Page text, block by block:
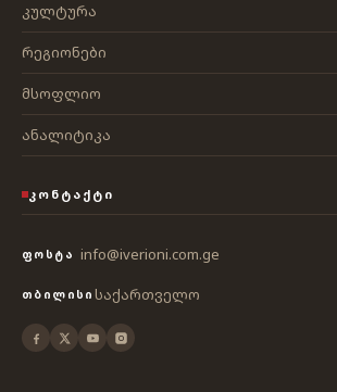
კულტურა
რეგიონები
მსოფლიო
ანალიტიკა
ᲙᲝᲜᲢᲐᲥᲢᲘ
ᲤᲝᲡᲢᲐ info@iverioni.com.ge
ᲗᲑᲘᲚᲘᲡᲘ საქართველო